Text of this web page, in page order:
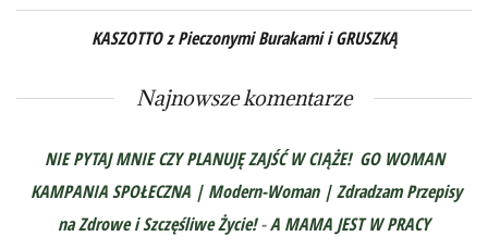
KASZOTTO z Pieczonymi Burakami i GRUSZKĄ
Najnowsze komentarze
NIE PYTAJ MNIE CZY PLANUJĘ ZAJŚĆ W CIĄŻE! GO WOMAN
KAMPANIA SPOŁECZNA | Modern-Woman | Zdradzam Przepisy
na Zdrowe i Szczęśliwe Życie!-A MAMA JEST W PRACY